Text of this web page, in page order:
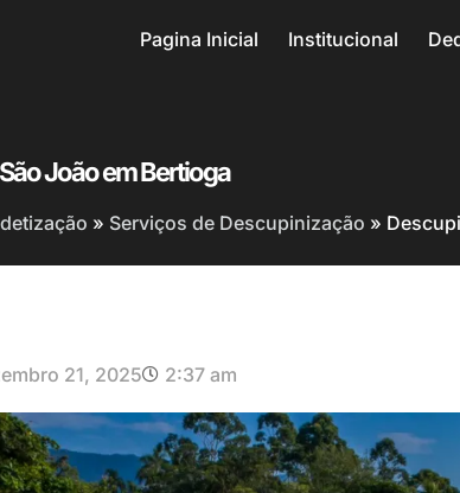
Pagina Inicial Institucional
João em Bertioga
» Serviços de Descupinização »
21, 2025 2:37 am